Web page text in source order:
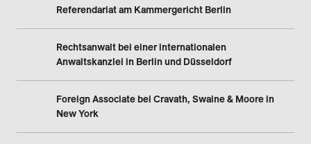
Referendariat am Kammergericht Berlin
Rechtsanwalt bei einer internationalen
Anwaltskanzlei in Berlin und Düsseldorf
Foreign Associate bei Cravath, Swaine & Moore in
New York